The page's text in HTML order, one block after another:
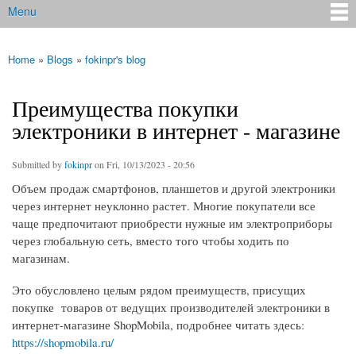
Main menu
Menu
You are here
Home » Blogs » fokinpr's blog
Преимущества покупки
электроники в интернет - магазине
Submitted byfokinpron Fri, 10/13/2023 - 20:56
Объем продаж смартфонов, планшетов и другой электроники
через интернет неуклонно растет. Многие покупатели все
чаще предпочитают приобрести нужные им электроприборы
через глобальную сеть, вместо того чтобы ходить по
магазинам.
Это обусловлено целым рядом преимуществ, присущих
покупке товаров от ведущих производителей электроники в
интернет-магазине ShopMobila, подробнее читать здесь:
https://shopmobila.ru/